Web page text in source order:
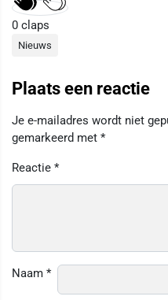
0 claps
Nieuws
Plaats een reactie
Je e-mailadres wordt niet
gemarkeerd met *
Reactie *
Naam *